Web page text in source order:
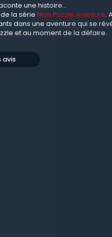
une histoire...
de la sérieMon Puzzle Aventure.
dans une aventure qui se
et au moment de la défaire.
avis